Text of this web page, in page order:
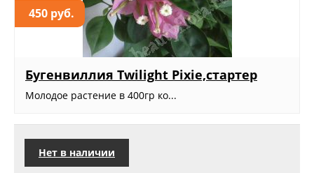
450 руб.
Бугенвиллия Twilight Pixie,стартер
Молодое растение в 400гр ко...
Нет в наличии